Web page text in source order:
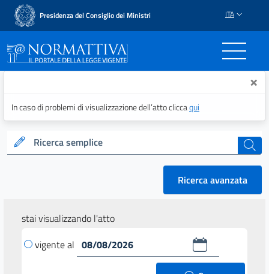
Presidenza del Consiglio dei Ministri ITA
Normattiva - Il portale ×
In caso di problemi di visualizzazione dell’atto cliccaqui
Ricerca semplice cerca
Ricerca avanzata
stai visualizzando l'atto
vigente al